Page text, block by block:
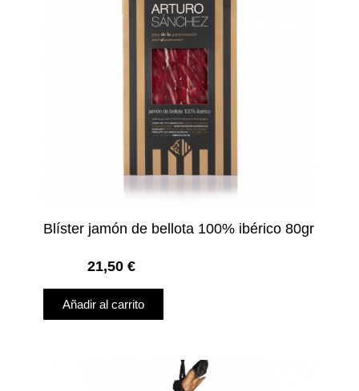
Blíster jamón de bellota 100% ibérico 80gr
21,50 €
Añadir al carrito